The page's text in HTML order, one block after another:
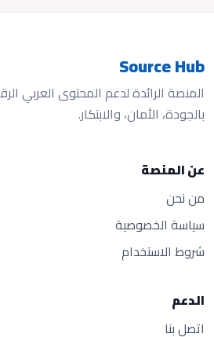
Source Hub
المنصة الرائدة لدعم المحتوى العربي
بالجودة، الأمان، والابتكار.
عن المنصة
من نحن
سياسة الخصوصية
شروط الاستخدام
الدعم
اتصل بنا